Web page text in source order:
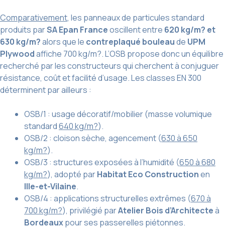
Comparativement, les panneaux de particules standard
produits parSA Epan Franceoscillent entre 620 kg/m? et
630 kg/m?alors que le contreplaqué bouleaude UPM
Plywoodaffiche 700 kg/m?. L’OSB propose donc un équilibre
recherché par les constructeurs qui cherchent à conjuguer
résistance, coût et facilité d’usage. Les classes EN 300
déterminent par ailleurs :
OSB/1 : usage décoratif/mobilier (masse volumique
standard640 kg/m?).
OSB/2 : cloison sèche, agencement (630 à 650
kg/m?).
OSB/3 : structures exposées à l’humidité (650 à 680
kg/m?), adopté parHabitat Eco Constructionen
Ille-et-Vilaine.
OSB/4 : applications structurelles extrêmes (670 à
700 kg/m?), privilégié parAtelier Bois d’Architecteà
Bordeauxpour ses passerelles piétonnes.